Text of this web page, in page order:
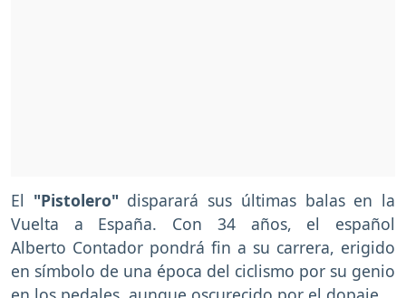
El "Pistolero" disparará sus últimas balas en la
Vuelta a España. Con 34 años, el español
Alberto Contador pondrá fin a su carrera, erigido
en símbolo de una época del ciclismo por su genio